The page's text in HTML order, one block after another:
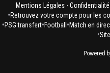
Mentions Légales - Confidentialité
•Retrouvez votre compte pour les
•PSG transfert•Football •Match en
•
Powered